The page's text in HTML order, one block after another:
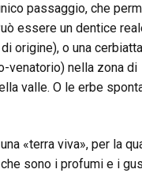
passaggio, che
essere un dentice
origine), o una cerbiatta
venatorio) nella zona di
valle. O le erbe
«terra viva», per la
sono i profumi e i